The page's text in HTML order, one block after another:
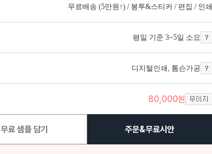
무료배송 (5만원↑) / 봉투&스티커 / 편집 / 인쇄
평일 기준 3~5일 소요
디지털인쇄, 톰슨가공
80,000원
무료 샘플 담기 주문&무료시안